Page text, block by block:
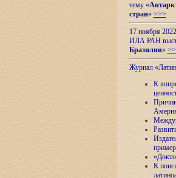
тему «
стран» >>>
17 ноября
ИЛА РАН
Бразилии»
Журнал
К
К